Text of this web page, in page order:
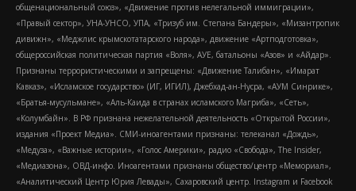
общенациональный союз», «Движение против нелегальной иммиграции»,
«Правый сектор», УНА-УНСО, УПА, «Тризуб им. Степана Бандеры», «Мизантропик
дивижн», «Меджлис крымскотатарского народа», движение «Артподготовка»,
общероссийская политическая партия «Воля», АУЕ, батальоны «Азов» и «Айдар».
Признаны террористическими и запрещены: «Движение Талибан», «Имарат
Кавказ», «Исламское государство» (ИГ, ИГИЛ), Джебхад-ан-Нусра, «АУМ Синрике»,
«Братья-мусульмане», «Аль-Каида в странах исламского Магриба», «Сеть»,
«Колумбайн». В РФ признана нежелательной деятельность «Открытой России»,
издания «Проект Медиа». СМИ-иноагентами признаны: телеканал «Дождь»,
«Медуза», «Важные истории», «Голос Америки», радио «Свобода», The Insider,
«Медиазона», ОВД-инфо. Иноагентами признаны общество/центр «Мемориал»,
«Аналитический Центр Юрия Левады», Сахаровский центр. Instagram и Facebook